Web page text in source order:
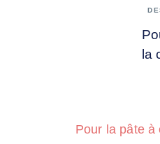
la
Pour la pâte à